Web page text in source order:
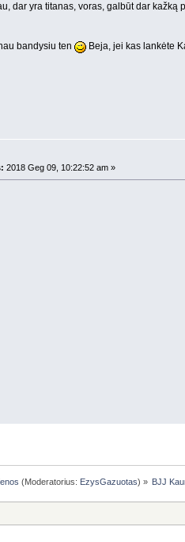
dar yra titanas, voras, galbūt dar
bandysiu ten Beja, jei kas lankėte
2018 Geg 09, 10:22:52 am »
(Moderatorius: EzysGazuotas) » BJJ